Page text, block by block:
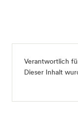
Verantwortlich
Dieser Inhalt